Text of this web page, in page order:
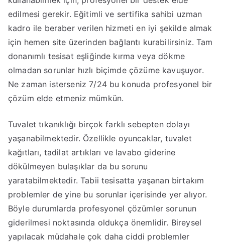
edilmesi gerekir. Eğitimli ve sertifika sahibi uzman
kadro ile beraber verilen hizmeti en iyi şekilde almak
için hemen site üzerinden bağlantı kurabilirsiniz. Tam
donanımlı tesisat eşliğinde kırma veya dökme
olmadan sorunlar hızlı biçimde çözüme kavuşuyor.
Ne zaman isterseniz 7/24 bu konuda profesyonel bir
çözüm elde etmeniz mümkün.
Tuvalet tıkanıklığı birçok farklı sebepten dolayı
yaşanabilmektedir. Özellikle oyuncaklar, tuvalet
kağıtları, tadilat artıkları ve lavabo giderine
dökülmeyen bulaşıklar da bu sorunu
yaratabilmektedir. Tabii tesisatta yaşanan birtakım
problemler de yine bu sorunlar içerisinde yer alıyor.
Böyle durumlarda profesyonel çözümler sorunun
giderilmesi noktasında oldukça önemlidir. Bireysel
yapılacak müdahale çok daha ciddi problemler